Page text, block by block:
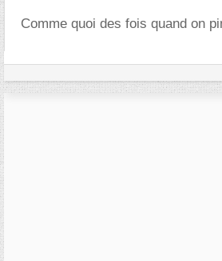
Comme quoi des fois quand on